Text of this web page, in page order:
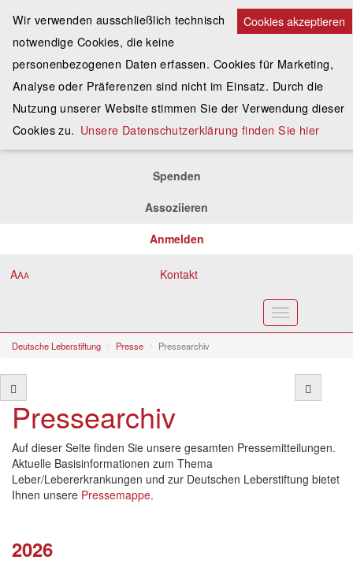
Spenden
Assoziieren
Anmelden
AAA Kontakt
Toggle
navigation
Deutsche Leberstiftung Presse Pressearchiv
Pressearchiv
Auf dieser Seite finden Sie unsere gesamten Pressemitteilungen.
Aktuelle Basisinformationen zum Thema
Leber/Lebererkrankungen und zur Deutschen Leberstiftung bietet
Ihnen unsere Pressemappe.
2026
Cookies akzeptieren
Wir verwenden ausschließlich technisch
notwendige Cookies, die keine
personenbezogenen Daten erfassen. Cookies für Marketing,
Analyse oder Präferenzen sind nicht im Einsatz. Durch die
Nutzung unserer Website stimmen Sie der Verwendung dieser
Cookies zu. Unsere Datenschutzerklärung finden Sie hier